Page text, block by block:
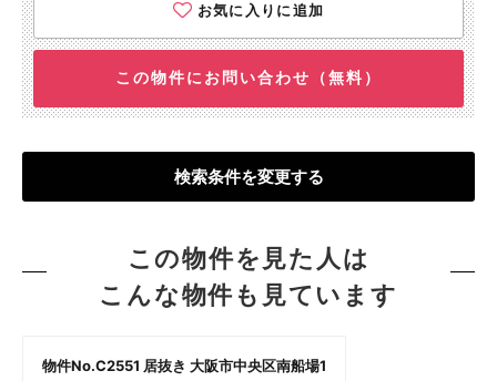
お気に入りに追加
この物件にお問い合わせ（無料）
検索条件を変更する
この物件を見た人は
こんな物件も見ています
物件No.C2551 居抜き 大阪市中央区南船場1